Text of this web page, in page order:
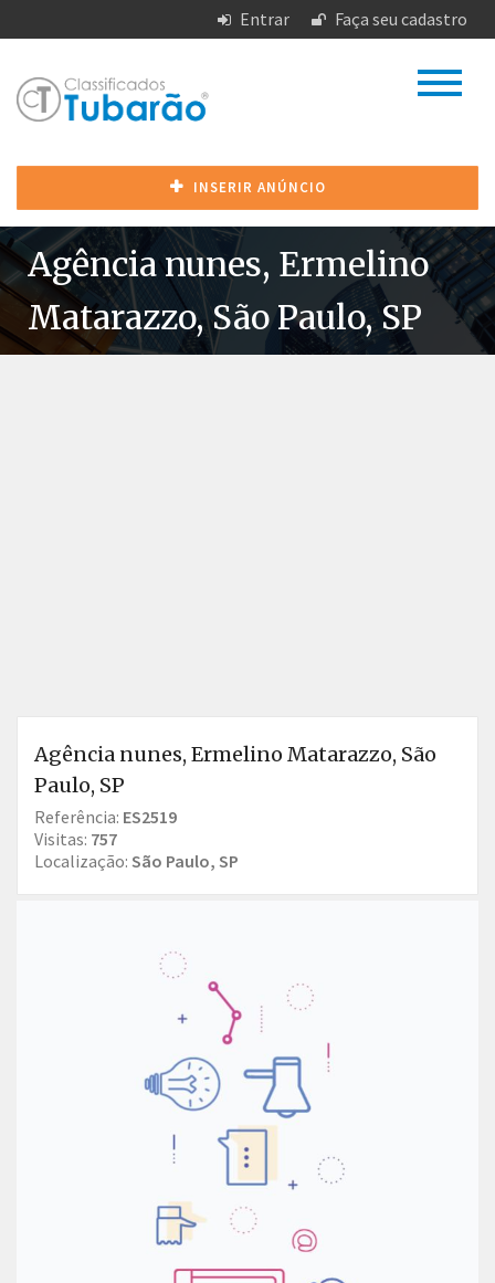
Entrar Faça seu cadastro
INSERIR ANÚNCIO
Agência nunes, Ermelino
Matarazzo, São Paulo, SP
Agência nunes, Ermelino Matarazzo, São
Paulo, SP
Referência: ES2519
Visitas: 757
Localização: São Paulo, SP